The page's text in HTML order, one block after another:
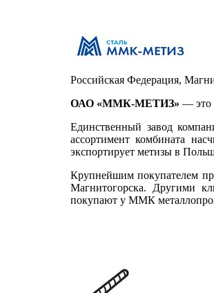
Российская Федерация,
ОАО «ММК-МЕТИЗ» — это
Единственный завод
ассортимент комбината
экспортирует метизы в
Крупнейшим покупателем
Магнитогорска. Другими
покупают у ММК